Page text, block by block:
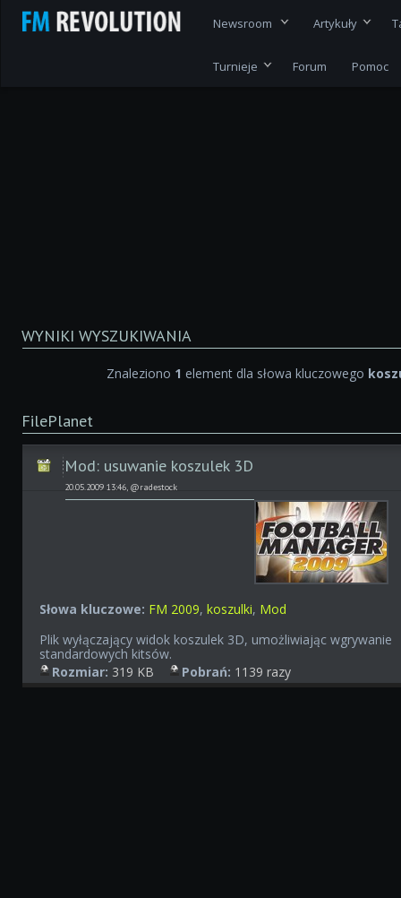
Newsroom Artykuły
Turnieje Forum Pomoc
WYNIKI WYSZUKIWANIA
Znaleziono 1 element dla słowa kluczowego
FilePlanet
Mod: usuwanie koszulek 3D
20.05.2009 13:46, @radestock
Słowa kluczowe: FM 2009,koszulki, Mod
Plik wyłączający widok koszulek 3D, umożliwiając wgrywanie
standardowych kitsów.
Rozmiar: 319 KB Pobrań: 1139 razy